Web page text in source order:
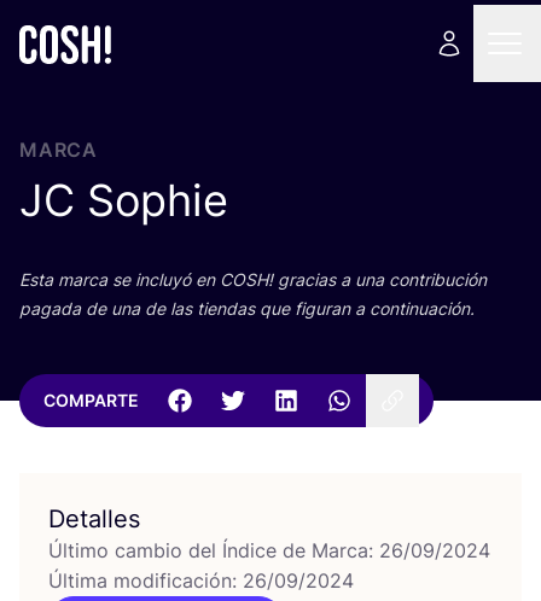
MARCA
JC Sophie
Esta mar­ca se inclu­yó en COSH! gra­cias a una con­tri­bu­ción
paga­da de una de las tien­das que figu­ran a continuación.
COMPARTE
Detalles
Último cambio del Índice de Marca: 26/09/2024
Última modificación: 26/09/2024